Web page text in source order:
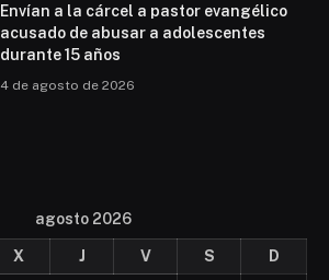
Envían a la cárcel a pastor evangélico
acusado de abusar a adolescentes
durante 15 años
4 de agosto de 2026
agosto 2026
X J V S
D